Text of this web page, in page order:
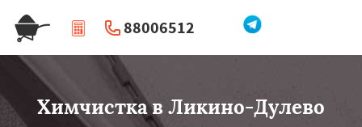
88006512
| Перезвоните мне
Химчистка в Ликино-Дулево